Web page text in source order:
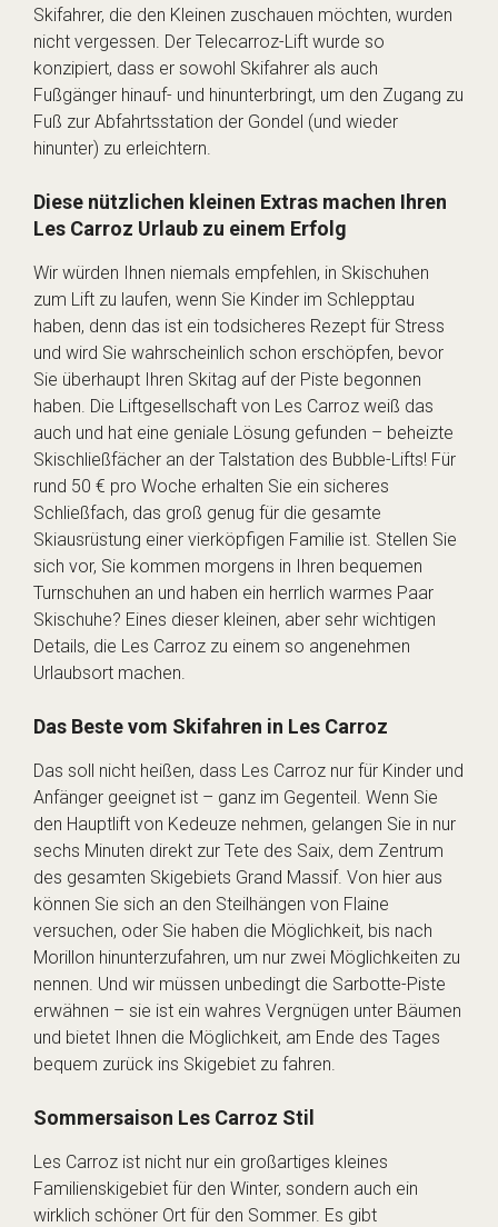
Skifahrer, die den Kleinen zuschauen möchten, wurden
nicht vergessen. Der Telecarroz-Lift wurde so
konzipiert, dass er sowohl Skifahrer als auch
Fußgänger hinauf- und hinunterbringt, um den Zugang zu
Fuß zur Abfahrtsstation der Gondel (und wieder
hinunter) zu erleichtern.
Diese nützlichen kleinen Extras machen Ihren
Les Carroz Urlaub zu einem Erfolg
Wir würden Ihnen niemals empfehlen, in Skischuhen
zum Lift zu laufen, wenn Sie Kinder im Schlepptau
haben, denn das ist ein todsicheres Rezept für Stress
und wird Sie wahrscheinlich schon erschöpfen, bevor
Sie überhaupt Ihren Skitag auf der Piste begonnen
haben. Die Liftgesellschaft von Les Carroz weiß das
auch und hat eine geniale Lösung gefunden – beheizte
Skischließfächer an der Talstation des Bubble-Lifts! Für
rund 50 € pro Woche erhalten Sie ein sicheres
Schließfach, das groß genug für die gesamte
Skiausrüstung einer vierköpfigen Familie ist. Stellen Sie
sich vor, Sie kommen morgens in Ihren bequemen
Turnschuhen an und haben ein herrlich warmes Paar
Skischuhe? Eines dieser kleinen, aber sehr wichtigen
Details, die Les Carroz zu einem so angenehmen
Urlaubsort machen.
Das Beste vom Skifahren in Les Carroz
Das soll nicht heißen, dass Les Carroz nur für Kinder und
Anfänger geeignet ist – ganz im Gegenteil. Wenn Sie
den Hauptlift von Kedeuze nehmen, gelangen Sie in nur
sechs Minuten direkt zur Tete des Saix, dem Zentrum
des gesamten Skigebiets Grand Massif. Von hier aus
können Sie sich an den Steilhängen von Flaine
versuchen, oder Sie haben die Möglichkeit, bis nach
Morillon hinunterzufahren, um nur zwei Möglichkeiten zu
nennen. Und wir müssen unbedingt die Sarbotte-Piste
erwähnen – sie ist ein wahres Vergnügen unter Bäumen
und bietet Ihnen die Möglichkeit, am Ende des Tages
bequem zurück ins Skigebiet zu fahren.
Sommersaison Les Carroz Stil
Les Carroz ist nicht nur ein großartiges kleines
Familienskigebiet für den Winter, sondern auch ein
wirklich schöner Ort für den Sommer. Es gibt